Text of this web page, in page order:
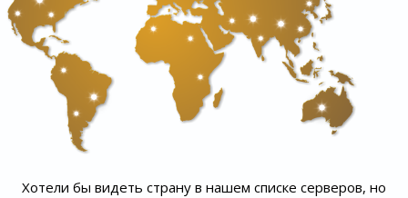
Хотели бы видеть страну в нашем списке серверов, но